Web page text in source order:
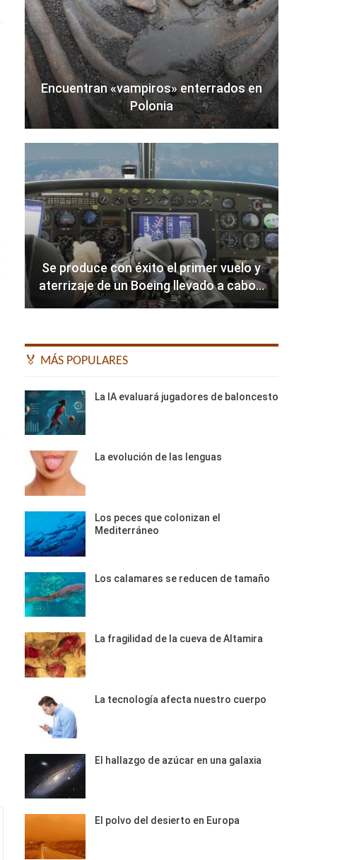
Encuentran «vampiros» enterrados en
Polonia
Se produce con éxito el primer vuelo y
aterrizaje de un Boeing llevado a cabo…
🏅 MÁS POPULARES
La IA evaluará jugadores de baloncesto
La evolución de las lenguas
Los peces que colonizan el
Mediterráneo
Los calamares se reducen de tamaño
La fragilidad de la cueva de Altamira
La tecnología afecta nuestro cuerpo
El hallazgo de azúcar en una galaxia
El polvo del desierto en Europa